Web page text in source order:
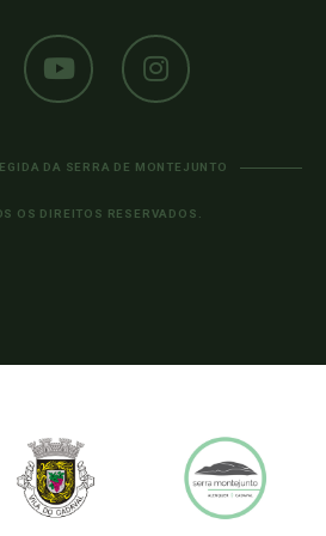
DA SERRA DE MONTEJUNTO
OS DIREITOS RESERVADOS.